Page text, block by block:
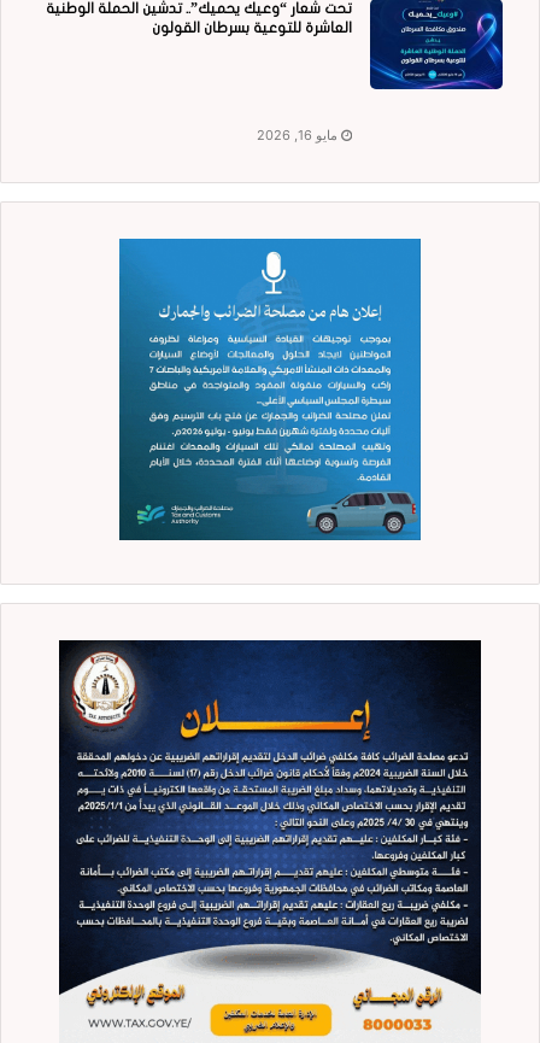
تحت شعار “وعيك يحميك”.. تدشين الحملة الوطنية
العاشرة للتوعية بسرطان القولون
مايو 16, 2026